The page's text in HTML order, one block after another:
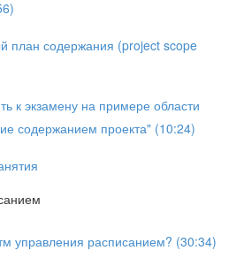
план содержания (project scope
к экзамену на примере области
содержанием проекта" (10:24)
управления расписанием? (30:34)